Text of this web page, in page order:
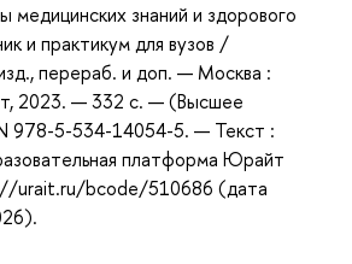
знаний и здорового
и практикум для вузов /
перераб. и доп. — Москва :
2023. — 332 с. — (Высшее
978-5-534-14054-5. — Текст :
платформа Юрайт
urait.ru/bcode/510686 (дата